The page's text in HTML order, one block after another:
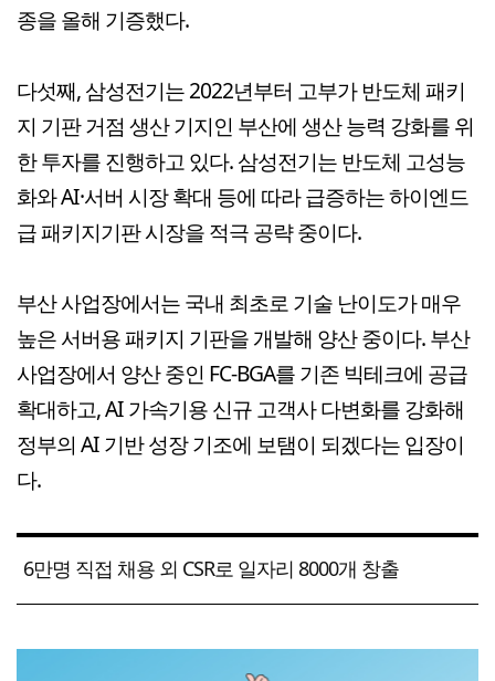
종을 올해 기증했다.
다섯째, 삼성전기는 2022년부터 고부가 반도체 패키
지 기판 거점 생산 기지인 부산에 생산 능력 강화를 위
한 투자를 진행하고 있다. 삼성전기는 반도체 고성능
화와 AI·서버 시장 확대 등에 따라 급증하는 하이엔드
급 패키지기판 시장을 적극 공략 중이다.
부산 사업장에서는 국내 최초로 기술 난이도가 매우
높은 서버용 패키지 기판을 개발해 양산 중이다. 부산
사업장에서 양산 중인 FC-BGA를 기존 빅테크에 공급
확대하고, AI 가속기용 신규 고객사 다변화를 강화해
정부의 AI 기반 성장 기조에 보탬이 되겠다는 입장이
다.
6만명 직접 채용 외 CSR로 일자리 8000개 창출